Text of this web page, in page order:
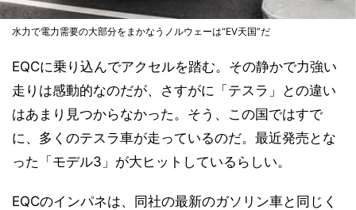
水力で電力需要の大部分をまかなうノルウェーは“EV天国”だ
EQCに乗り込んでアクセルを踏む。その静かで力強い
走りは感動的なのだが、さすがに「テスラ」との違い
はあまり見つからなかった。そう、この国ではすで
に、多くのテスラ車が走っているのだ。最近発売とな
った「モデル3」が大ヒットしているらしい。
EQCのインパネは、同社の最新のガソリン車と同じく